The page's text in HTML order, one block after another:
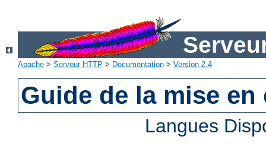
Apache > Serveur HTTP > Documentation > Version 2.4
Guide de la mise en
Langues